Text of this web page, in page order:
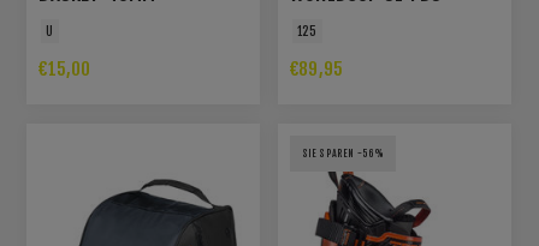
U
€15,00
125
€89,95
SIE SPAREN -56%